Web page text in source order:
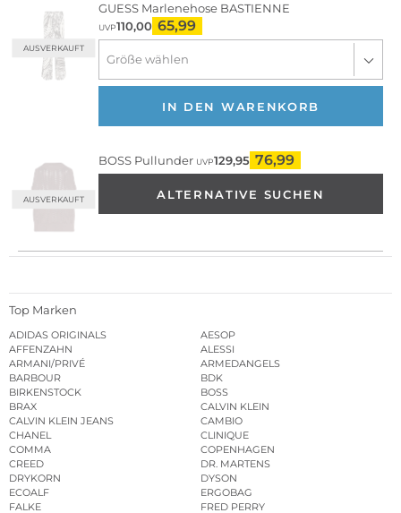
AUSVERKAUFT
GUESS Marlenehose BASTIENNE
UVP110,00 65,99
IN DEN WARENKORB
AUSVERKAUFT
BOSS Pullunder UVP129,95 76,99
ALTERNATIVE SUCHEN
Top Marken
ADIDAS ORIGINALS
AESOP
AFFENZAHN
ALESSI
ARMANI/PRIVÉ
ARMEDANGELS
BARBOUR
BDK
BIRKENSTOCK
BOSS
BRAX
CALVIN KLEIN
CALVIN KLEIN JEANS
CAMBIO
CHANEL
CLINIQUE
COMMA
COPENHAGEN
CREED
DR. MARTENS
DRYKORN
DYSON
ECOALF
ERGOBAG
FALKE
FRED PERRY